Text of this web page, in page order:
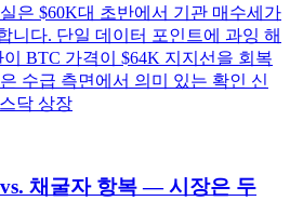
은 $60K대 초반에서 기관 매수세가
니다. 단일 데이터 포인트에 과잉 해
BTC 가격이 $64K 지지선을 회복
수급 측면에서 의미 있는 확인 신
닥 상장
채굴자 항복 — 시장은 두